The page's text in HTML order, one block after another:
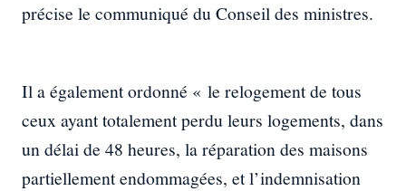
précise le communiqué du Conseil des ministres.
Il a également ordonné « le relogement de tous
ceux ayant totalement perdu leurs logements, dans
un délai de 48 heures, la réparation des maisons
partiellement endommagées, et l’indemnisation